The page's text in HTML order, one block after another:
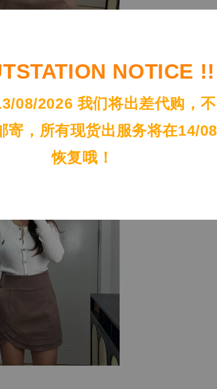
NOTICE !!
08/2026 我们将出差代购，不
寄，所有现货出服务将在14/
恢复哦！